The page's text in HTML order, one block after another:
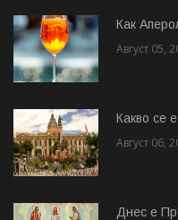
Как
Август 05,
Какво се
Август 06,
Днес е